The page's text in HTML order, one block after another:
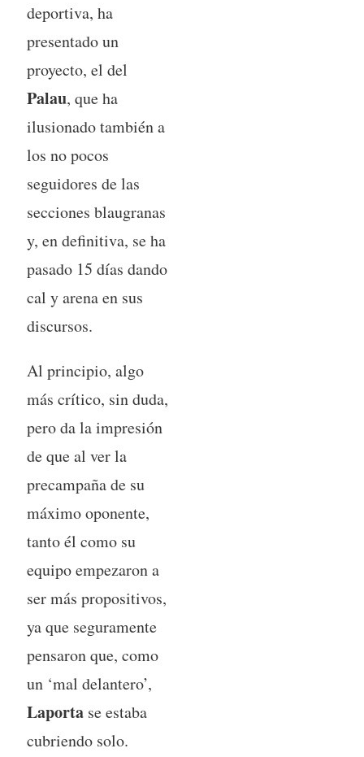
deportiva, ha
presentado un
proyecto, el del
Palau, que ha
ilusionado también a
los no pocos
seguidores de las
secciones blaugranas
y, en definitiva, se ha
pasado 15 días dando
cal y arena en sus
discursos.
Al principio, algo
más crítico, sin duda,
pero da la impresión
de que al ver la
precampaña de su
máximo oponente,
tanto él como su
equipo empezaron a
ser más propositivos,
ya que seguramente
pensaron que, como
un ‘mal delantero’,
Laporta se estaba
cubriendo solo.